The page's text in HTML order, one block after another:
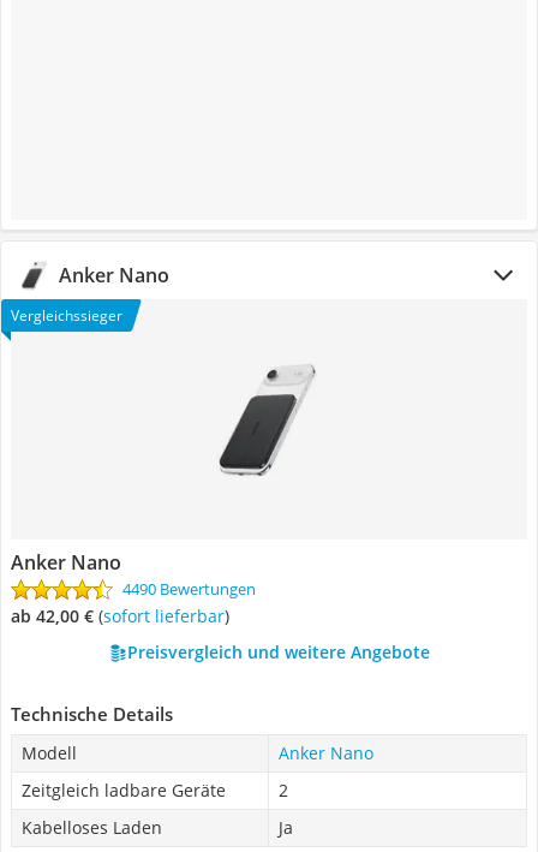
Anker Nano
Vergleichssieger
Anker Nano
4490 Bewertungen
ab 42,00 € ( Sofort lieferbar)
Preisvergleich und weitere Angebote
Technische Details
Modell
Anker Nano
Zeitgleich ladbare Geräte
2
Kabelloses Laden
Ja